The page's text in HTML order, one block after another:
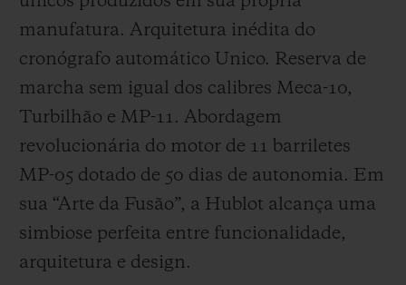
manufatura. Arquitetura inédita do
cronógrafo automático Unico. Reserva de
marcha sem igual dos calibres Meca-10,
Turbilhão e MP-11. Abordagem
revolucionária do motor de 11 barriletes
MP-05 dotado de 50 dias de autonomia. Em
sua “Arte da Fusão”, a Hublot alcança uma
simbiose perfeita entre funcionalidade,
arquitetura e design.